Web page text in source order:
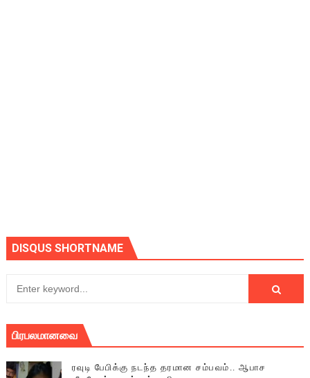
DISQUS SHORTNAME
பிரபலமானவை
ரவுடி பேபிக்கு நடந்த தரமான சம்பவம்.. ஆபாச